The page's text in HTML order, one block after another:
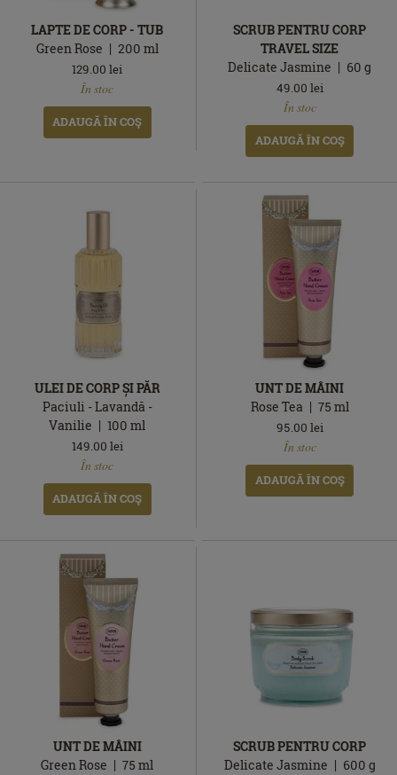
LAPTE DE CORP - TUB
Green Rose
200 ml
129.00 lei
În stoc
ADAUGĂ ÎN COŞ
SCRUB PENTRU CORP
TRAVEL SIZE
Delicate Jasmine
60g
49.00 lei
În stoc
ADAUGĂ ÎN COŞ
ULEI DE CORP ȘI PĂR
Paciuli - Lavandă -
Vanilie
100ml
149.00 lei
În stoc
ADAUGĂ ÎN COŞ
UNT DE MÂINI
Rose Tea
75 ml
95.00 lei
În stoc
ADAUGĂ ÎN COŞ
UNT DE MÂINI
Green Rose
75ml
SCRUB PENTRU CORP
Delicate Jasmine
600 g